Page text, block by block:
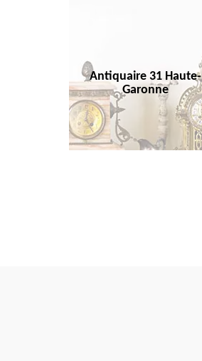
Antiquaire 31 Haute-
Garonne